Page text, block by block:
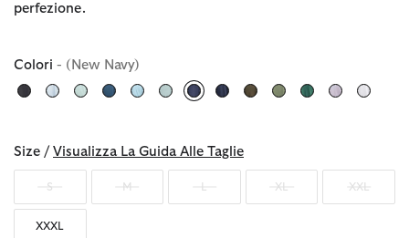
perfezione.
Colori - (New Navy)
Size / Visualizza La Guida Alle Taglie
S M XL XXL
XXXL